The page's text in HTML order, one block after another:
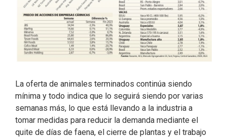
La oferta de animales terminados continúa siendo
mínima y todo indica que lo seguirá siendo por varias
semanas más, lo que está llevando a la industria a
tomar medidas para reducir la demanda mediante el
quite de días de faena, el cierre de plantas y el trabajo